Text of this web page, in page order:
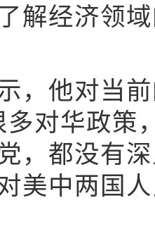
解经济领
他对当前
多对华政策
，都没有
美中两国